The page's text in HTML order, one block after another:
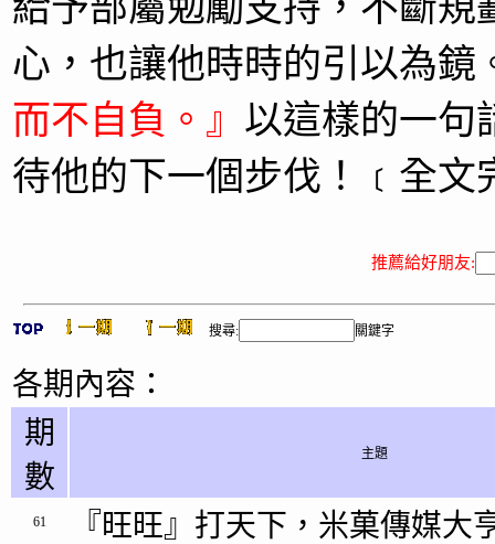
心，也讓他時時的引以為鏡
而不自負。』 以這樣的一句
待他的下一個步伐！﹝全文
推薦給好朋友:
搜尋: 關鍵字
各期內容：
期
數
主題
61 『旺旺』打天下，米菓傳媒大